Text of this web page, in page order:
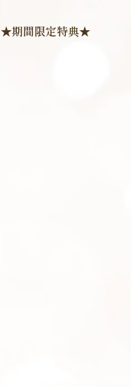
★期間限定特典★